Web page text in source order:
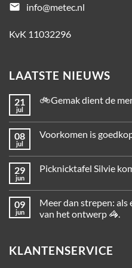
email
info@metec.nl
KvK 11032296
LAATSTE NIEUWS
21
jul
🚲Gemak dient de
08
jul
Voorkomen is
29
jun
Picknicktafel Silvie
09
jun
Meer dan strepen:
van het ontwerp 🦓.
KLANTENSERVICE